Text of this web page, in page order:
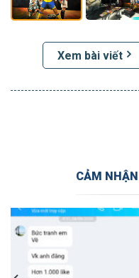
Xem bài viết
CẢM